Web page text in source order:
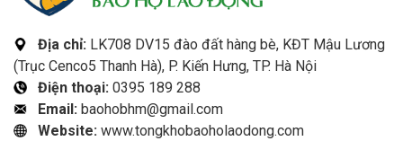
Địa chỉ: LK708 DV15 đào đất hàng bè, KĐT Mậu Lương
(Trục Cenco5 Thanh Hà), P. Kiến Hưng, TP. Hà Nội
Điện thoại: 0395 189 288
Email: baohobhm@gmail.com
Website: www.tongkhobaoholaodong.com